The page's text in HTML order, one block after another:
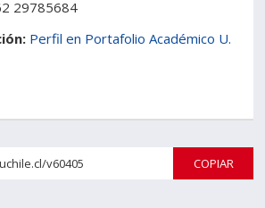
29785684
Perfil en Portafolio Académico U.
v60405